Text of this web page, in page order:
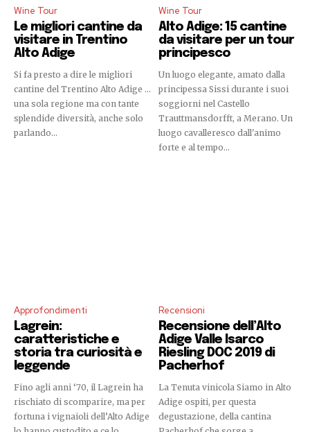
Wine Tour
Le migliori cantine da
visitare in Trentino
Alto Adige
Si fa presto a dire le migliori
cantine del Trentino Alto Adige …
una sola regione ma con tante
splendide diversità, anche solo
parlando...
Wine Tour
Alto Adige: 15 cantine
da visitare per un tour
principesco
Un luogo elegante, amato dalla
principessa Sissi durante i suoi
soggiorni nel Castello
Trauttmansdorfft, a Merano. Un
luogo cavalleresco dall'animo
forte e al tempo...
Approfondimenti
Lagrein:
caratteristiche e
storia tra curiosità e
leggende
Fino agli anni ‘70, il Lagrein ha
rischiato di scomparire, ma per
fortuna i vignaioli dell’Alto Adige
Recensioni
Recensione dell’Alto
Adige Valle Isarco
Riesling DOC 2019 di
Pacherhof
La Tenuta vinicola Siamo in Alto
Adige ospiti, per questa
degustazione, della cantina